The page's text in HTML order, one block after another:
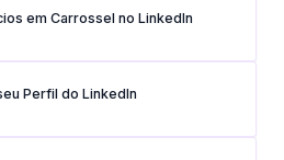
em Carrossel no LinkedIn
Perfil do LinkedIn